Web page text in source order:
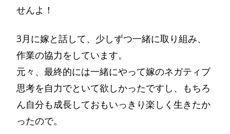
せんよ！
3月に嫁と話して、少しずつ一緒に取り組み、
作業の協力をしています。
元々、最終的には一緒にやって嫁のネガティブ
思考を自力でといて欲しかったですし、もちろ
ん自分も成長しておもいっきり楽しく生きたか
ったので。